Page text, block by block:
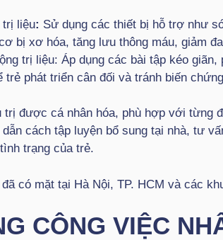
trị liệu: Sử dụng các thiết bị hỗ trợ như
bị xơ hóa, tăng lưu thông máu, giảm
trị liệu: Áp dụng các bài tập kéo
trẻ phát triển cân đối và tránh biến
trị được cá nhân hóa, phù hợp với từng
cách tập luyện bổ sung tại nhà, tư
trạng của trẻ.
có mặt tại Hà Nội, TP. HCM và các
CÔNG VIỆC